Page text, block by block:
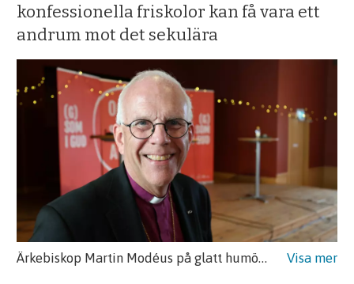
konfessionella friskolor kan få vara ett
andrum mot det sekulära
Ärkebiskop Martin Modéus på glatt humör i Almedalen.